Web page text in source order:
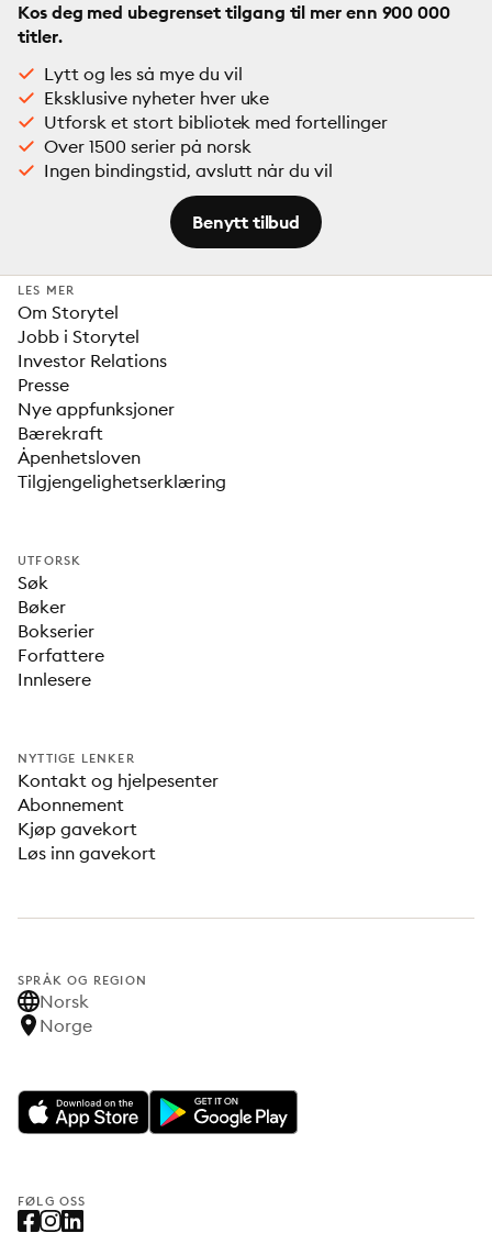
Kos deg med ubegrenset tilgang til mer enn 900 000
titler.
Lytt og les så mye du vil
Eksklusive nyheter hver uke
Utforsk et stort bibliotek med fortellinger
Over 1500 serier på norsk
Ingen bindingstid, avslutt når du vil
Benytt tilbud
LES MER
Om Storytel
Jobb i Storytel
Investor Relations
Presse
Nye appfunksjoner
Bærekraft
Åpenhetsloven
Tilgjengelighetserklæring
UTFORSK
Søk
Bøker
Bokserier
Forfattere
Innlesere
NYTTIGE LENKER
Kontakt og hjelpesenter
Abonnement
Kjøp gavekort
Løs inn gavekort
SPRÅK OG REGION
Norsk
Norge
FØLG OSS